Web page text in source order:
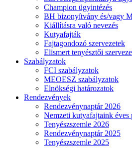
Champion ügyintézés
BH bizonyítvány és/vagy
Kiállításra való nevezés
Kutyafajták
Fajtagondozó szervezetek
Elismert tenyésztői
Szabályzatok
FCI szabályzatok
MEOESZ szabályzatok
Elnökségi határozatok
Rendezvények
Rendezvénynaptár 2026
Nemzeti kutyafajtaink éves
Tenyészszemle 2026
Rendezvénynaptár 2025
Tenyészszemle 2025